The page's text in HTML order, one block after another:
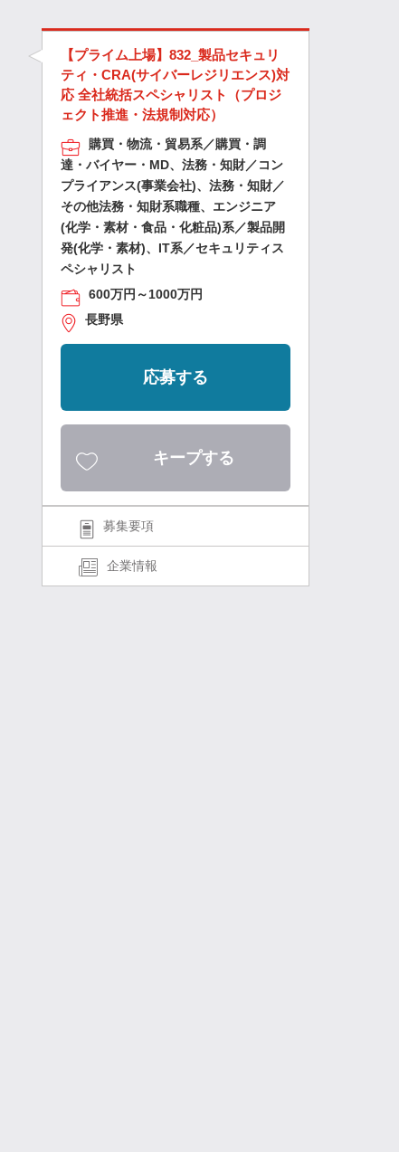
【プライム上場】832_製品セキュリ
ティ・CRA(サイバーレジリエンス)対
応 全社統括スペシャリスト（プロジ
ェクト推進・法規制対応）
購買・物流・貿易系／購買・調
達・バイヤー・MD、法務・知財／コン
プライアンス(事業会社)、法務・知財／
その他法務・知財系職種、エンジニア
(化学・素材・食品・化粧品)系／製品開
発(化学・素材)、IT系／セキュリティス
ペシャリスト
600万円～1000万円
長野県
応募する
キープする
募集要項
企業情報